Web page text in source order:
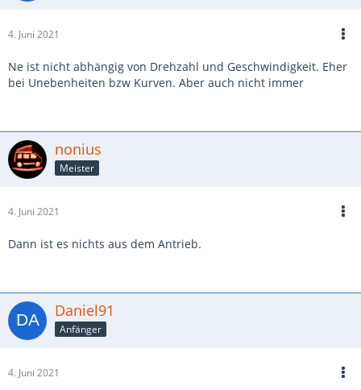
4. Juni 2021
Ne ist nicht abhängig von Drehzahl und Geschwindigkeit. Eher
bei Unebenheiten bzw Kurven. Aber auch nicht immer
nonius
Meister
4. Juni 2021
Dann ist es nichts aus dem Antrieb.
Daniel91
Anfänger
4. Juni 2021